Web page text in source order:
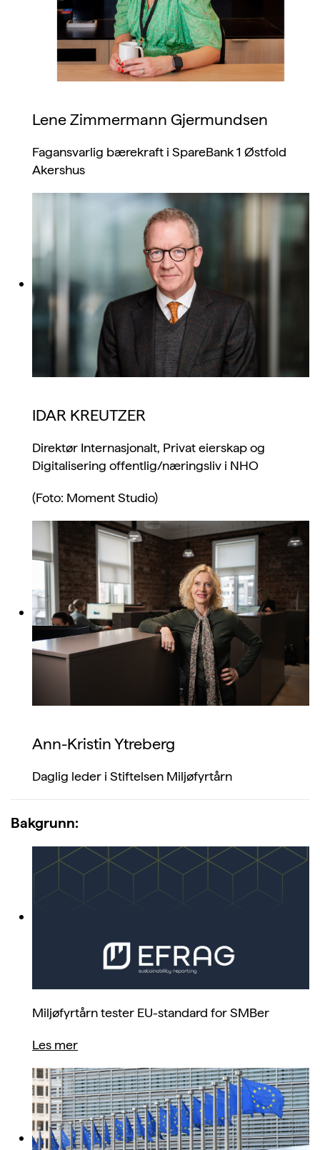
Lene Zimmermann Gjermundsen
Fagansvarlig bærekraft i SpareBank 1 Østfold
Akershus
IDAR KREUTZER
Direktør Internasjonalt, Privat eierskap og
Digitalisering offentlig/næringsliv i NHO
(Foto: Moment Studio)
Ann-Kristin Ytreberg
Daglig leder i Stiftelsen Miljøfyrtårn
Bakgrunn:
Miljøfyrtårn tester EU-standard for SMBer
Les mer